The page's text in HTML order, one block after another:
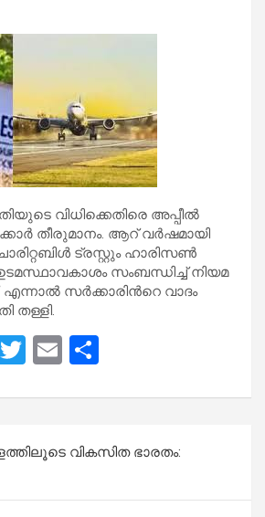
വിധിക്കെതിരെ അപ്പീൽ
തീരുമാനം. ആറ് വർഷമായി
ട്രസ്റ്റും ഹാരിസൺ
സംബന്ധിച്ച് നിയമ
എന്നാൽ സർക്കാരിന്‍റെ വാദം
തള്ളി.
T
tt
er
E
ail ar
e
വികസിത ഭാരതം: